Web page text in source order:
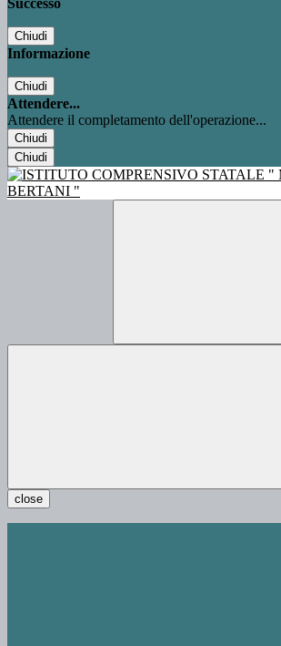
Successo
Chiudi
Informazione
Chiudi
Attendere...
Attendere il completamento dell'operazione...
Chiudi
Chiudi
close